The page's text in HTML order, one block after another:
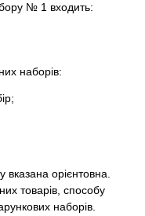
№ 1 входить:
наборів:
вказана орієнтовна.
товарів, способу
наборів.